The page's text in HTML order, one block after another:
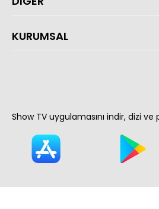
KURUMSAL
Show TV uygulamasını indir, dizi ve